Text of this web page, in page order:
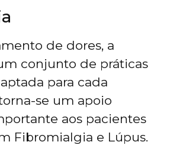
de dores, a
conjunto de práticas
para cada
se um apoio
aos pacientes
Fibromialgia e Lúpus.